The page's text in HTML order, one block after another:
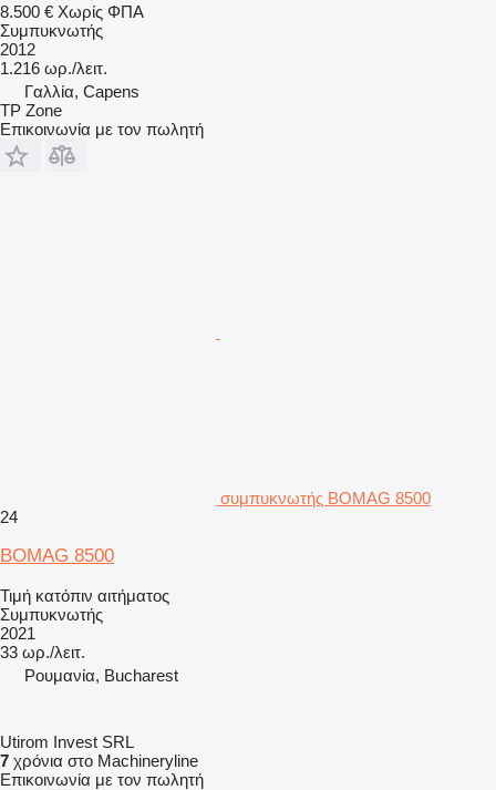
8.500 € Χωρίς ΦΠΑ
Συμπυκνωτής
2012
1.216 ωρ./λειτ.
Γαλλία, Capens
TP Zone
Επικοινωνία με τον πωλητή
συμπυκνωτής BOMAG 8500
24
BOMAG 8500
Τιμή κατόπιν αιτήματος
Συμπυκνωτής
2021
33 ωρ./λειτ.
Ρουμανία, Bucharest
Utirom Invest SRL
7 χρόνια στο Machineryline
Επικοινωνία με τον πωλητή